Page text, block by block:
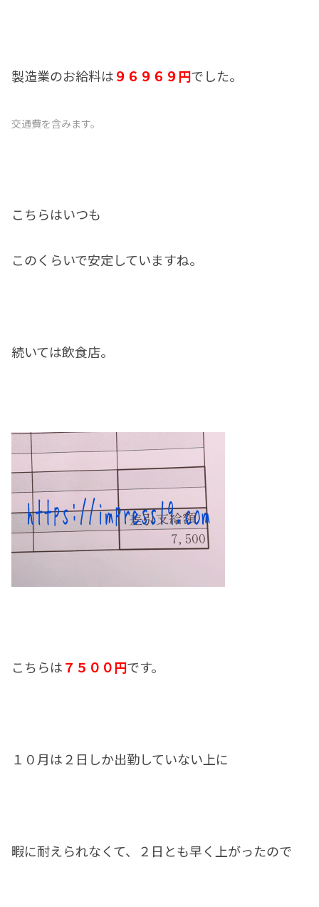
製造業のお給料は９６９６９円でした。
交通費を含みます。
こちらはいつも
このくらいで安定していますね。
続いては飲食店。
こちらは７５００円です。
１０月は２日しか出勤していない上に
暇に耐えられなくて、２日とも早く上がったので